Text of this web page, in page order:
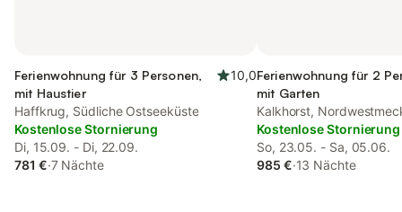
Ferienwohnung für 3 Personen,
mit Haustier
10,0
Haffkrug, Südliche Ostseeküste
Kostenlose Stornierung
Di, 15.09. - Di, 22.09.
781 €·7 Nächte
Ferienwohnung für 2
mit Garten
Kalkhorst,
(Wismar und Umgebung)
Kostenlose Stornierung
So, 23.05. - Sa, 05.06.
985 €·13 Nächte